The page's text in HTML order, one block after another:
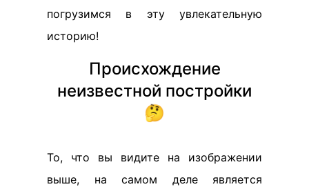
погрузимся в эту увлекательную
историю!
Происхождение
неизвестной постройки
🤔
То, что вы видите на изображении
выше, на самом деле является